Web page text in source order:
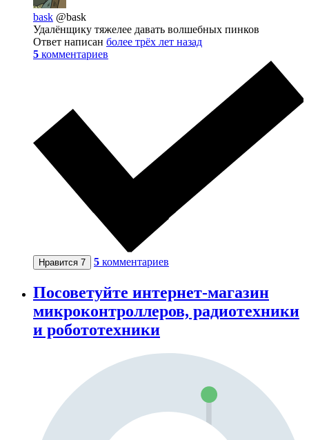
bask @bask
Удалёнщику тяжелее давать волшебных пинков
Ответ написан более трёх лет назад
5 комментариев
Нравится 7 5 комментариев
Посоветуйте интернет-магазин
микроконтроллеров, радиотехники
и робототехники